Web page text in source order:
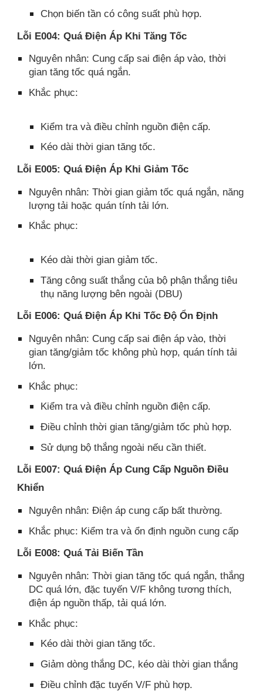
Chọn biến tần có công suất phù hợp.​
Lỗi E004: Quá Điện Áp Khi Tăng Tốc
Nguyên nhân: Cung cấp sai điện áp vào, thời
gian tăng tốc quá ngắn.
Khắc phục:
Kiểm tra và điều chỉnh nguồn điện cấp.​
Kéo dài thời gian tăng tốc.​
Lỗi E005: Quá Điện Áp Khi Giảm Tốc
Nguyên nhân: Thời gian giảm tốc quá ngắn, năng
lượng tải hoặc quán tính tải lớn.
Khắc phục:
Kéo dài thời gian giảm tốc.​
Tăng công suất thắng của bộ phận thắng tiêu
thụ năng lượng bên ngoài (DBU)
Lỗi E006: Quá Điện Áp Khi Tốc Độ Ổn Định
Nguyên nhân: Cung cấp sai điện áp vào, thời
gian tăng/giảm tốc không phù hợp, quán tính tải
lớn.​
Khắc phục:
Kiểm tra và điều chỉnh nguồn điện cấp.​
Điều chỉnh thời gian tăng/giảm tốc phù hợp.​
Sử dụng bộ thắng ngoài nếu cần thiết.
Lỗi E007: Quá Điện Áp Cung Cấp Nguồn Điều
Khiển
Nguyên nhân: Điện áp cung cấp bất thường.
Khắc phục: Kiểm tra và ổn định nguồn cung cấp
Lỗi E008: Quá Tải Biến Tần
Nguyên nhân: Thời gian tăng tốc quá ngắn, thắng
DC quá lớn, đặc tuyến V/F không tương thích,
điện áp nguồn thấp, tải quá lớn.​
Khắc phục:
Kéo dài thời gian tăng tốc.​
Giảm dòng thắng DC, kéo dài thời gian thắng
Điều chỉnh đặc tuyến V/F phù hợp.​